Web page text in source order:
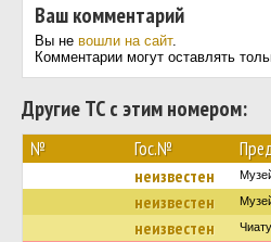
Ваш комментарий
Вы не вошли на сайт.
Комментарии могут оставлять
Другие ТС с этим номером:
№ Гос.№
неизвестен
неизвестен
неизвестен